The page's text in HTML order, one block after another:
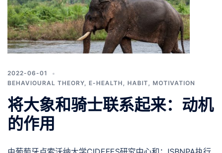
2022-06-01
BEHAVIOURAL THEORY, E-HEALTH , HABIT, MOTIVATION
将大象和骑士联系起来：动机
的作用